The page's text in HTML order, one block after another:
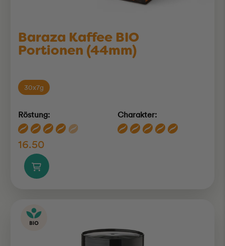
Baraza Kaffee BIO
Portionen (44mm)
30x7g
Röstung: Charakter:
16.50